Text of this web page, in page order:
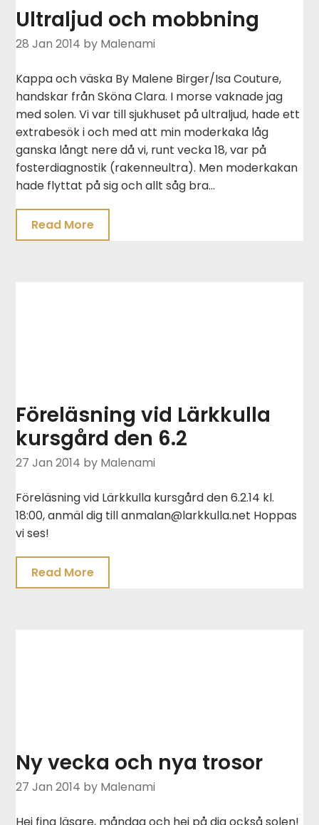
Ultraljud och mobbning
28 Jan 2014 by Malenami
Kappa och väska By Malene Birger/Isa Couture,
handskar från Sköna Clara. I morse vaknade jag
med solen. Vi var till sjukhuset på ultraljud, hade ett
extrabesök i och med att min moderkaka låg
ganska långt nere då vi, runt vecka 18, var på
fosterdiagnostik (rakenneultra). Men moderkakan
hade flyttat på sig och allt såg bra…
Read More
Föreläsning vid Lärkkulla
kursgård den 6.2
27 Jan 2014 by Malenami
Föreläsning vid Lärkkulla kursgård den 6.2.14 kl.
18:00, anmäl dig till anmalan@larkkulla.net Hoppas
vi ses!
Read More
Ny vecka och nya trosor
27 Jan 2014 by Malenami